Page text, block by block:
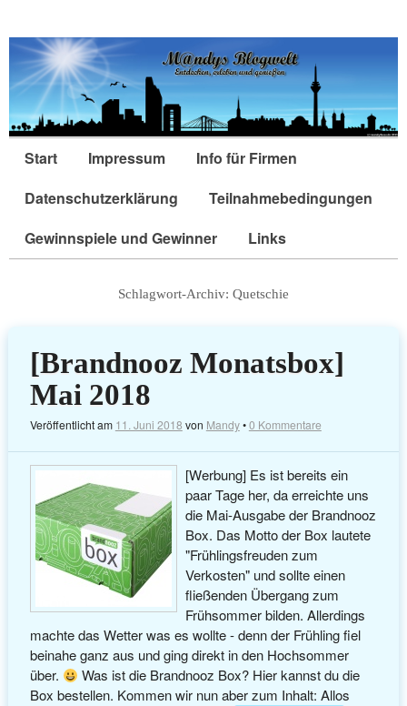
Start Impressum
Info für Firmen
Datenschutzerklärung
Teilnahmebedingungen
Gewinnspiele und Gewinner
Links
Schlagwort-Archiv: Quetschie
[Brandnooz Monatsbox]
Mai 2018
Veröffentlicht am 11. Juni 2018 von Mandy•0 Kommentare
[Werbung] Es ist bereits ein
paar Tage her, da erreichte uns
die Mai-Ausgabe der Brandnooz
Box. Das Motto der Box lautete
"Frühlingsfreuden zum
Verkosten" und sollte einen
fließenden Übergang zum
Frühsommer bilden. Allerdings
machte das Wetter was es wollte - denn der Frühling fiel
beinahe ganz aus und ging direkt in den Hochsommer
über.
Was ist die Brandnooz Box? Hier kannst du die
Box bestellen. Kommen wir nun aber zum Inhalt: Allos